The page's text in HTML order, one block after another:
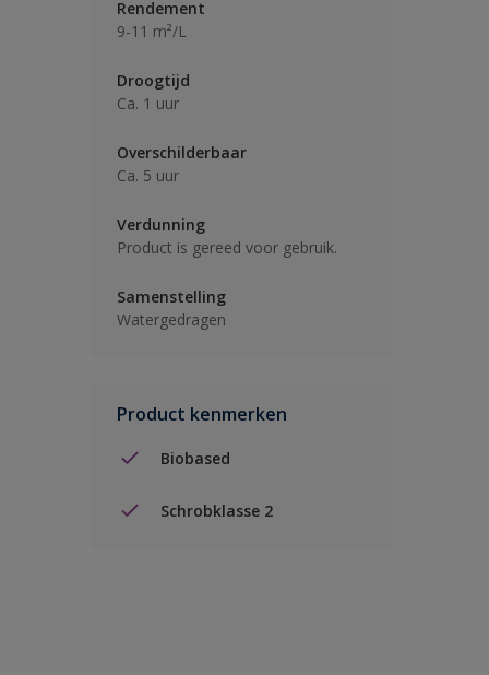
Rendement
9-11 m²/L
Droogtijd
Ca. 1 uur
Overschilderbaar
Ca. 5 uur
Verdunning
Product is gereed voor gebruik.
Samenstelling
Watergedragen
Product kenmerken
Biobased
Schrobklasse 2